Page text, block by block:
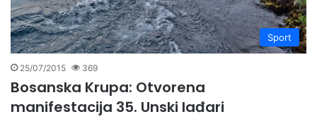
Sport
25/07/2015 369
Bosanska Krupa: Otvorena
manifestacija 35. Unski lađari